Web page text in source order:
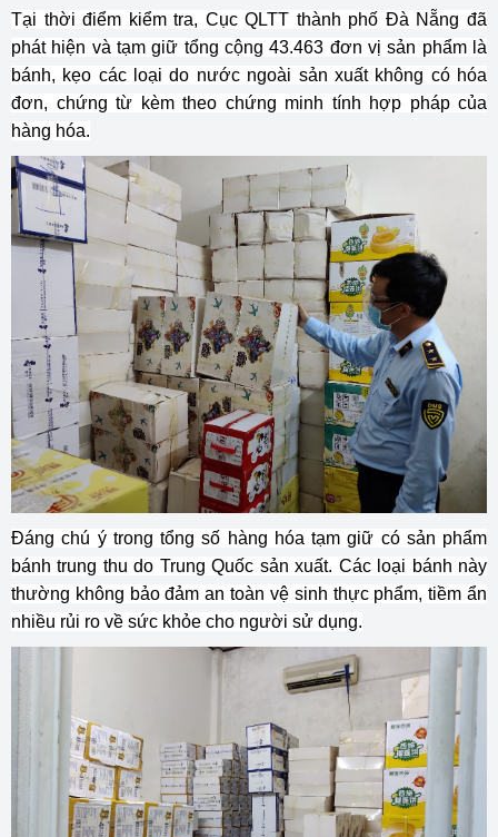
Tại thời điểm kiểm tra, Cục QLTT thành phố Đà Nẵng đã
phát hiện và tạm giữ tổng cộng 43.463 đơn vị sản phẩm là
bánh, kẹo các loại do nước ngoài sản xuất không có hóa
đơn, chứng từ kèm theo chứng minh tính hợp pháp của
hàng hóa.
Đáng chú ý trong tổng số hàng hóa tạm giữ có sản phẩm
bánh trung thu do Trung Quốc sản xuất. Các loại bánh này
thường không bảo đảm an toàn vệ sinh thực phẩm, tiềm ẩn
nhiều rủi ro về sức khỏe cho người sử dụng.